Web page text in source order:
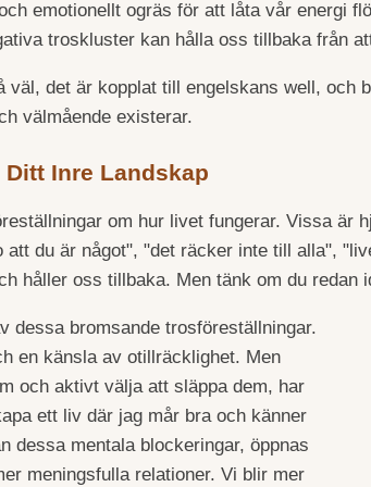
emotionellt ogräs för att låta vår energi
troskluster kan hålla oss tillbaka från
väl, det är kopplat till engelskans well, och
välmående existerar.
Inre Landskap
om hur livet fungerar. Vissa är
att du är något", "det räcker inte till alla",
håller oss tillbaka. Men tänk om du redan
dessa bromsande trosföreställningar.
en känsla av otillräcklighet. Men
och aktivt välja att släppa dem, har
ett liv där jag mår bra och känner
dessa mentala blockeringar, öppnas
meningsfulla relationer. Vi blir mer